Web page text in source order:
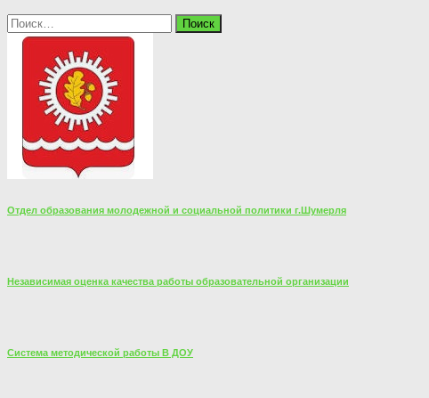
Найти:
Отдел образования молодежной и социальной политики г.Шумерля
Независимая оценка качества работы образовательной организации
Система методической работы В ДОУ